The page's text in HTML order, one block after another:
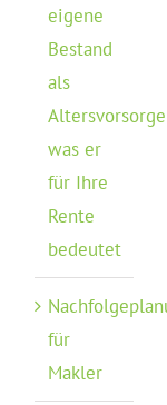
eigene
Bestand
als
was er
für Ihre
Rente
bedeutet
für
Makler